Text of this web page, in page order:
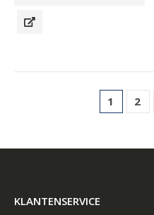
1 2
KLANTENSERVICE